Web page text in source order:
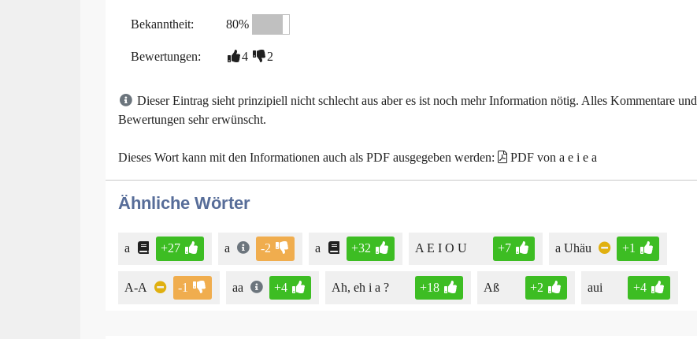
Bekanntheit: 80%
Bewertungen: 4 2
Dieser Eintrag sieht prinzipiell nicht schlecht aus aber es ist noch mehr Information nötig. Alles Kommentare und
Bewertungen sehr erwünscht.
Dieses Wort kann mit den Informationen auch als PDF ausgegeben werden: PDF von a e i e a
Ähnliche Wörter
a +27 a -2 a +32 A E I O U +7 a Uhäu +1
A-A -1 aa +4 Ah, eh i a ? +18 Aß +2 aui +4